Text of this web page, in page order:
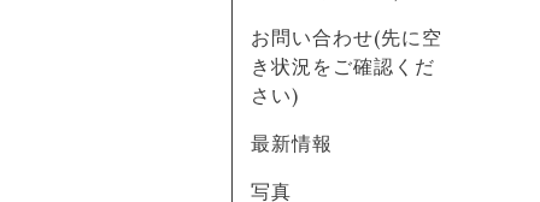
お問い合わせ(先に空
き状況をご確認くだ
さい)
最新情報
写真